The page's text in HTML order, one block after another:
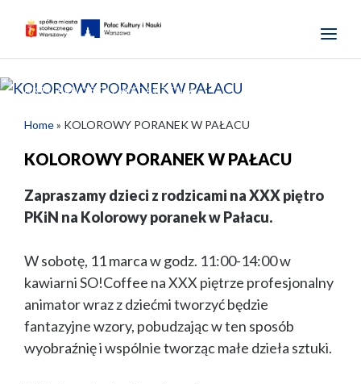
AKTUALNOŚCI I WYDARZENIA
Home» KOLOROWY PORANEK W PAŁACU
KOLOROWY PORANEK W PAŁACU
Zapraszamy dzieci z rodzicami na XXX piętro
PKiN na Kolorowy poranek w Pałacu.
W sobotę, 11 marca w godz. 11:00-14:00 w
kawiarni SO!Coffee na XXX piętrze profesjonalny
animator wraz z dziećmi tworzyć będzie
fantazyjne wzory, pobudzając w ten sposób
wyobraźnię i wspólnie tworząc małe dzieła sztuki.